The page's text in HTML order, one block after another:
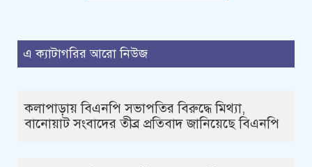
এ ক্যাটাগরির আরো নিউজ
কলাপাড়ায় বিএনপি সভাপতির বিরুদ্ধে মিথ্যা,
বানোয়াট সংবাদের তীব্র প্রতিবাদ জানিয়েছে বিএনপি